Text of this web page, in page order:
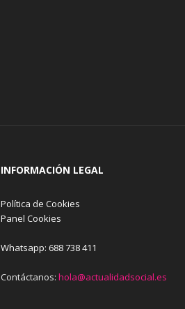
INFORMACIÓN LEGAL
Política de Cookies
Panel Cookies
Whatsapp: 688 738 411
Contáctanos: hola@actualidadsocial.es